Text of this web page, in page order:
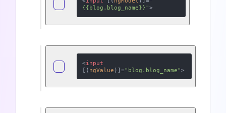
{{blog.blog_name}}">
<input
[( ngValue )]="blog.blog_name">